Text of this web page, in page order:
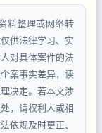
料整理或网络转
供法律学习、实
对具体案件的法
案事实差异，读
决定。若本文涉
，请权利人或相
依规及时更正、